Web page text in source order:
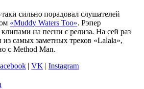
таки сильно порадовал слушателей
«Muddy Waters Too». Рэпер
на песни с релиза. На сей раз
самых заметных треков «Lalala»,
с Method Man.
| VK | Instagram